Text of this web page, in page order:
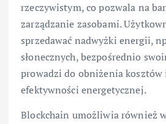
rzeczywistym, co pozwala na
zarządzanie zasobami.
sprzedawać nadwyżki energii,
słonecznych, bezpośrednio
prowadzi do obniżenia kosztów
efektywności energetycznej.
Blockchain umożliwia również